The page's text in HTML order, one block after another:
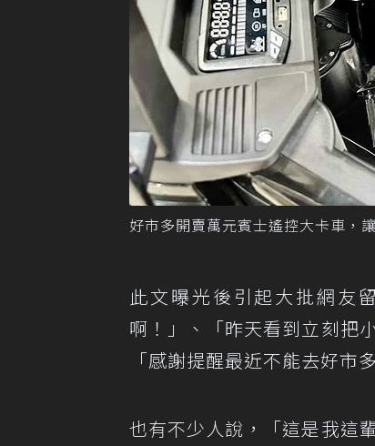
好市多開賣萬元賓士遙控大卡車，
此文曝光後引起大批網友
啊！」、「昨天看到立刻把
「感謝提醒最近不能去好市
也有不少人說，「這是我這